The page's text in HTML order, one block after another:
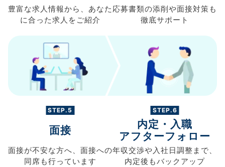
豊富な求人情報から、 あなた
に合った求人を ご紹介
応募書類の添削や面接対策も
徹底サポート
STEP.5
面接
面接が不安な方へ、 面接への
同席も行っています
STEP.6
内定・入職
アフターフォロー
年収交渉や入社日調整まで、
内定後もバックアップ